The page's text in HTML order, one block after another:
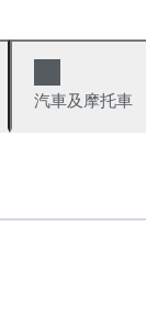
汽車及摩托車